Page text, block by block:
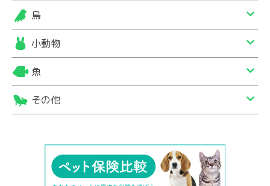
鳥
小動物
魚
その他